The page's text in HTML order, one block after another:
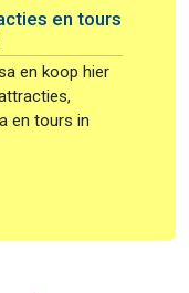
en tours
en koop hier
en tours in